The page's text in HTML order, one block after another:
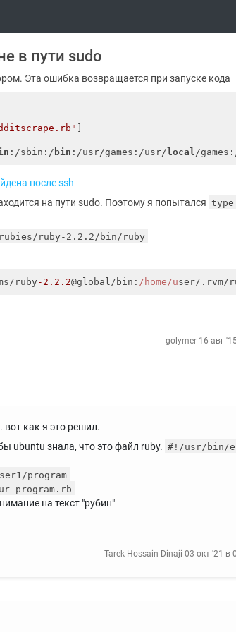
в пути sudo
Эта ошибка возвращается при запуске кода
:/sbin:/ bin :/usr/games:/usr/ local/
после ssh
на пути sudo. Поэтому я попытался
ruby-2.2.2/bin/ruby
ruby -2.2 .2@global/bin: /home/user/.rvm/
golymer 16 авг
вот как я это решил.
ubuntu знала, что это файл ruby. #!/usr/bin/
program
на текст "рубин"
Tarek Hossain Dinaji 03 окт '21 в